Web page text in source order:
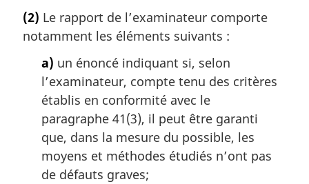
n
a
t
e
(2) Le rapport de l’examinateur comporte
notamment les éléments suivants :
a) un énoncé indiquant si, selon
l’examinateur, compte tenu des critères
établis en conformité avec le
paragraphe 41(3), il peut être garanti
que, dans la mesure du possible, les
moyens et méthodes étudiés n’ont pas
de défauts graves;